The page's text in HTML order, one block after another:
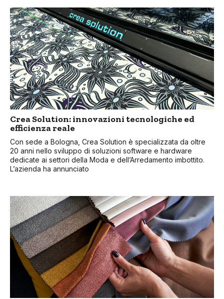
Crea Solution: innovazioni tecnologiche ed
efficienza reale
Con sede a Bologna, Crea Solution è specializzata da oltre
20 anni nello sviluppo di soluzioni software e hardware
dedicate ai settori della Moda e dell’Arredamento imbottito.
L’azienda ha annunciato